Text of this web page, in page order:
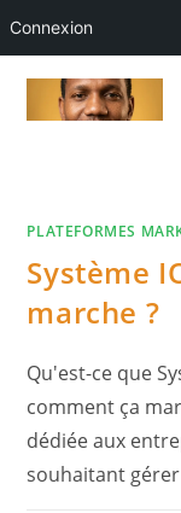
Connexion
PLATEFORMES
Système
marche ?
Qu'est-ce que
comment ça
dédiée aux
souhaitant